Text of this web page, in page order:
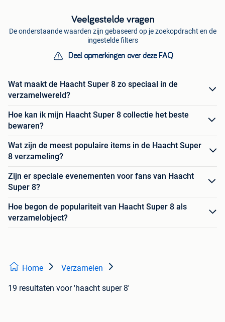
Veelgestelde vragen
De onderstaande waarden zijn gebaseerd op je zoekopdracht en de
ingestelde filters
Deel opmerkingen over deze FAQ
Wat maakt de Haacht Super 8 zo speciaal in de
verzamelwereld?
Hoe kan ik mijn Haacht Super 8 collectie het beste
bewaren?
Wat zijn de meest populaire items in de Haacht Super
8 verzameling?
Zijn er speciale evenementen voor fans van Haacht
Super 8?
Hoe begon de populariteit van Haacht Super 8 als
verzamelobject?
Home Verzamelen
19 resultaten voor 'haacht super 8'